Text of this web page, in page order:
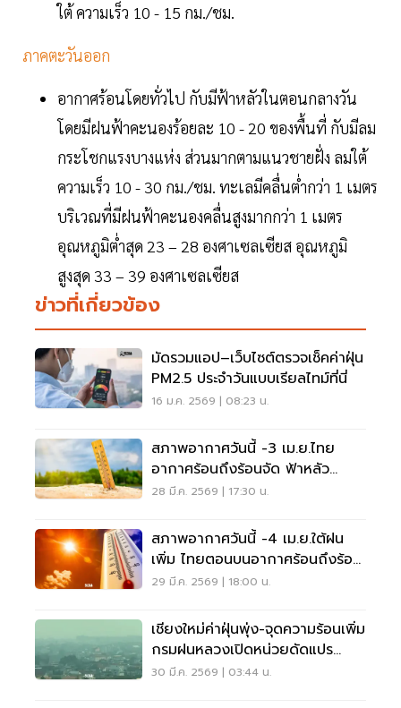
ใต้ ความเร็ว 10 - 15 กม./ชม.
ภาคตะวันออก
อากาศร้อนโดยทั่วไป กับมีฟ้าหลัวในตอนกลางวัน
โดยมีฝนฟ้าคะนองร้อยละ 10 - 20 ของพื้นที่ กับมีลม
กระโชกแรงบางแห่ง ส่วนมากตามแนวชายฝั่ง ลมใต้
ความเร็ว 10 - 30 กม./ชม. ทะเลมีคลื่นต่ำกว่า 1 เมตร
บริเวณที่มีฝนฟ้าคะนองคลื่นสูงมากกว่า 1 เมตร
อุณหภูมิต่ำสุด 23 – 28 องศาเซลเซียส อุณหภูมิ
สูงสุด 33 – 39 องศาเซลเซียส
ข่าวที่เกี่ยวข้อง
มัดรวมแอป–เว็บไซต์ตรวจเช็คค่าฝุ่น
PM2.5 ประจำวันแบบเรียลไทม์ที่นี่
16 ม.ค. 2569 | 08:23 น.
สภาพอากาศวันนี้ -3 เม.ย.ไทย
อากาศร้อนถึงร้อนจัด ฟ้าหลัว
อุณหภูมิทะลุ 42 องศา
28 มี.ค. 2569 | 17:30 น.
สภาพอากาศวันนี้ -4 เม.ย.ใต้ฝน
เพิ่ม ไทยตอนบนอากาศร้อนถึงร้อน
จัด ฟ้าหลัว
29 มี.ค. 2569 | 18:00 น.
เชียงใหม่ค่าฝุ่นพุ่ง-จุดความร้อนเพิ่ม
กรมฝนหลวงเปิดหน่วยดัดแปร
สภาพอากาศ
30 มี.ค. 2569 | 03:44 น.